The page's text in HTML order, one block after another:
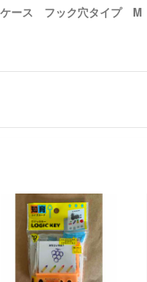
ケース フック穴タイプ